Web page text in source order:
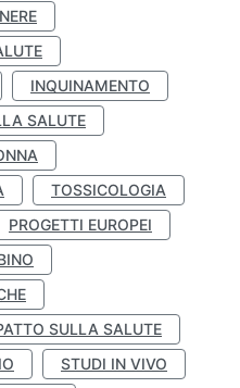
INQUINAMENTO
SALUTE
TOSSICOLOGIA
PROGETTI EUROPEI
SULLA SALUTE
STUDI IN VIVO